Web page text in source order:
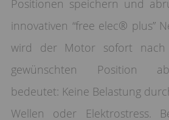
Positionen speichern und
innovativen “free elec® plus”
wird der Motor sofort nach
gewünschten Position
bedeutet: Keine Belastung
Wellen oder Elektrostress.